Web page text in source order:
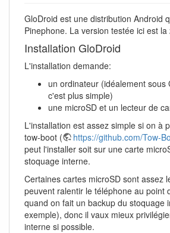
GloDroid est une distribution Android
Pinephone. La version testée ici est la
Installation GloDroid
L'installation demande:
un ordinateur (idéalement sous
c'est plus simple)
une microSD et un lecteur de
L'installation est assez simple si on à
tow-boot (
https://github.com/Tow-
peut l'installer soit sur une carte
stoquage interne.
Certaines cartes microSD sont assez
peuvent ralentir le téléphone au point
quand on fait un backup du stoquage
exemple), donc il vaux mieux
interne si possible.